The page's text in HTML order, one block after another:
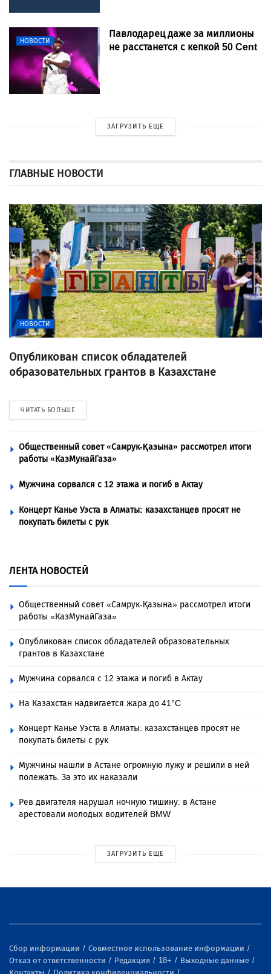
НОВОСТИ
Павлодарец даже за миллионы
не расстанется с кепкой 50 Cent
ЗАГРУЗИТЬ ЕЩЕ
ГЛАВНЫЕ НОВОСТИ
НОВОСТИ
Опубликован список обладателей
образовательных грантов в Казахстане
ЧИТАТЬ БОЛЬШЕ
Общественный совет «Самрук-Қазына» рассмотрел итоги
работы «КазМунайГаза»
Мужчина сорвался с 12 этажа и погиб в Актау
Концерт Канье Уэста в Алматы: казахстанцев просят не
покупать билеты с рук
ЛЕНТА НОВОСТЕЙ
Общественный совет «Самрук-Қазына» рассмотрел итоги
работы «КазМунайГаза»
Опубликован список обладателей образовательных
грантов в Казахстане
Мужчина сорвался с 12 этажа и погиб в Актау
На Казахстан надвигается жара до 41°C
Концерт Канье Уэста в Алматы: казахстанцев просят не
покупать билеты с рук
Мужчины нашли в Астане огромную лужу и решили в ней
полежать. За это их наказали
Рев двигателя нарушал ночную тишину: в Астане
арестовали молодых водителей BMW
ЗАГРУЗИТЬ ЕЩЕ
Сбор информации
Совместное использование информации
Отказ от ответственности
Редакция 18+
Выходные данные